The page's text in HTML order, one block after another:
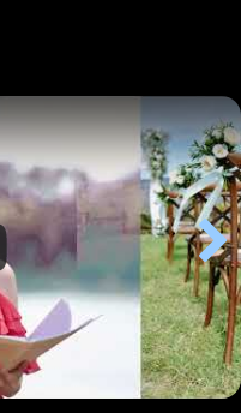
Hochzeit-Demo